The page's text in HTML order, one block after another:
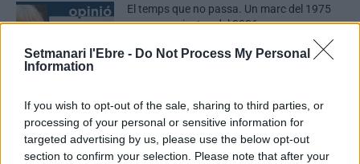
Setmanari l'Ebre - Do Not Process My Personal
Information
If you wish to opt-out of the sale, sharing to third parties, or
processing of your personal or sensitive information for
targeted advertising by us, please use the below opt-out
section to confirm your selection. Please note that after your
Firmes
setmanarilebre.cat
El temps que no passa. Un marc del 1975
per a un paisatge del 2026
DEIXA UNA RESPOSTA